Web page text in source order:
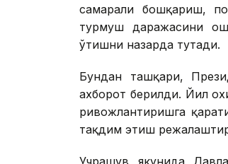
самарали бошқариш,
турмуш даражасини
ўтишни назарда тутади.
Бундан ташқари,
ахборот берилди. Йил
ривожлантиришга
тақдим этиш
Учрашув якунида